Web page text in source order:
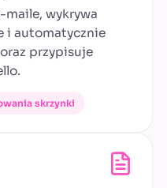
wykrywa
i automatycznie
przypisuje
skrzynki